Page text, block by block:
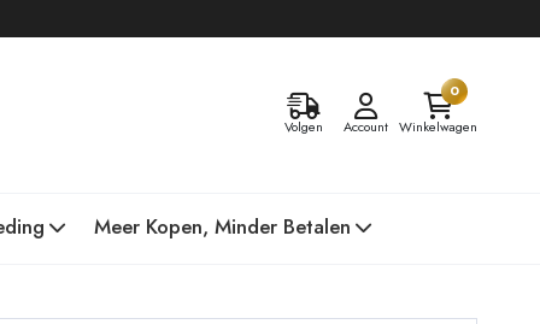
Volgen Account
0
Winkelwagen
Meer Kopen, Minder Betalen